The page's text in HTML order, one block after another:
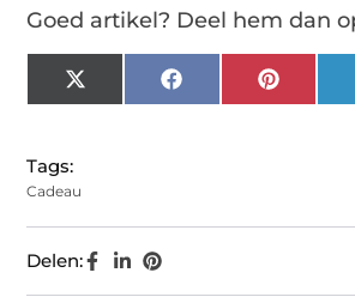
Goed artikel? Deel hem dan
X
(Twitter)
Facebook
Tags:
Cadeau
Delen: